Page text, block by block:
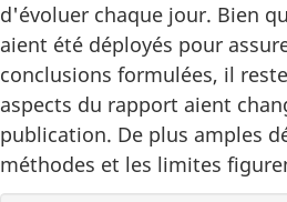
d'évoluer chaque jour. Bien
aient été déployés pour
conclusions formulées, il
aspects du rapport aient
publication. De plus amples
méthodes et les limites